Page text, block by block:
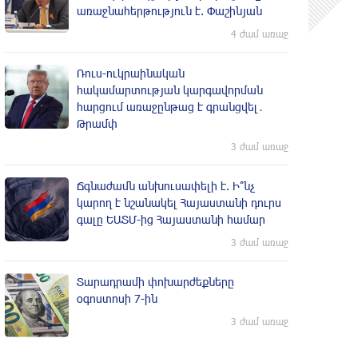
առաջնահերթություն է. Փաշինյան
4 ժամ առաջ
Ռուս-ուկրաինական
hակամարտության կարգավորման
հարցում առաջընթաց է գրանցվել․
Թրամփ
3 ժամ առաջ
Ճգնաժամն անխուսափելի է. Ի՞նչ
կարող է նշանակել Հայաստանի դուրս
գալը ԵԱՏՄ-ից Հայաստանի համար
3 ժամ առաջ
Տարադրամի փոխարժեքները
օգոստոսի 7-ին
3 ժամ առաջ